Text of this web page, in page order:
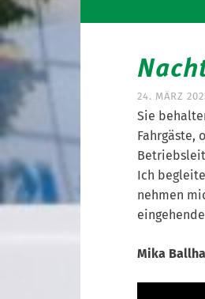
24. MÄRZ
Sie
Fahrgäste,
Ich
nehmen
Mika